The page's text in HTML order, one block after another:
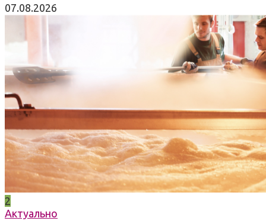
07.08.2026
2
Актуально